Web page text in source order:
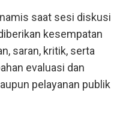
saat sesi diskusi
kesempatan
saran, kritik, serta
evaluasi dan
pelayanan publik